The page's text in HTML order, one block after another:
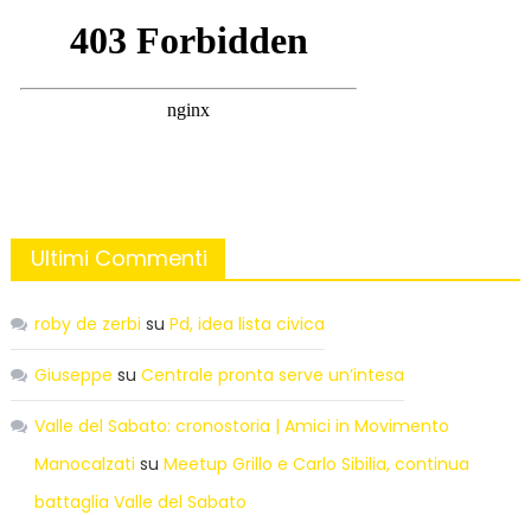
Ultimi Commenti
roby de zerbi su Pd, idea lista civica
Giuseppe su Centrale pronta serve un’intesa
Valle del Sabato: cronostoria | Amici in Movimento
Manocalzati su Meetup Grillo e Carlo Sibilia, continua
battaglia Valle del Sabato